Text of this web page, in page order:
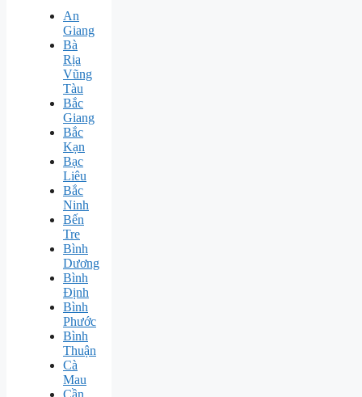
An
Giang
Bà
Rịa
Vũng
Tàu
Bắc
Giang
Bắc
Kạn
Bạc
Liêu
Bắc
Ninh
Bến
Tre
Bình
Dương
Bình
Định
Bình
Phước
Bình
Thuận
Cà
Mau
Cần